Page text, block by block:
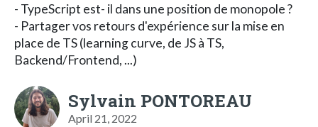
- TypeScript est- il dans une position de monopole ?
- Partager vos retours d'expérience sur la mise en
place de TS (learning curve, de JS à TS,
Backend/Frontend, ...)
Sylvain PONTOREAU
April 21, 2022